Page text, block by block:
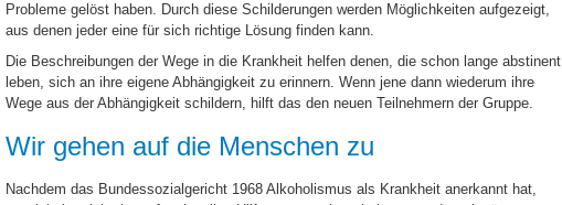
Probleme gelöst haben. Durch diese Schilderungen werden Möglichkeiten aufgezeigt,
aus denen jeder eine für sich richtige Lösung finden kann.
Die Beschreibungen der Wege in die Krankheit helfen denen, die schon lange abstinent
leben, sich an ihre eigene Abhängigkeit zu erinnern. Wenn jene dann wiederum ihre
Wege aus der Abhängigkeit schildern, hilft das den neuen Teilnehmern der Gruppe.
Wir gehen auf die Menschen zu
Nachdem das Bundessozialgericht 1968 Alkoholismus als Krankheit anerkannt hat,